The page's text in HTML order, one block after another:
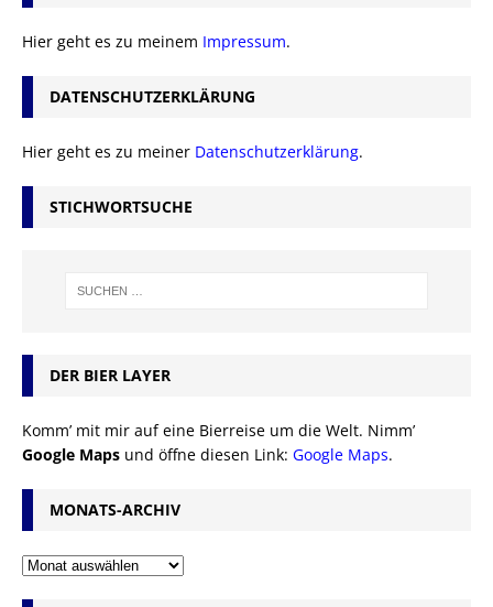
Hier geht es zu meinem Impressum.
DATENSCHUTZERKLÄRUNG
Hier geht es zu meiner Datenschutzerklärung.
STICHWORTSUCHE
DER BIER LAYER
Komm’ mit mir auf eine Bierreise um die Welt. Nimm’
Google Maps und öffne diesen Link: Google Maps.
MONATS-ARCHIV